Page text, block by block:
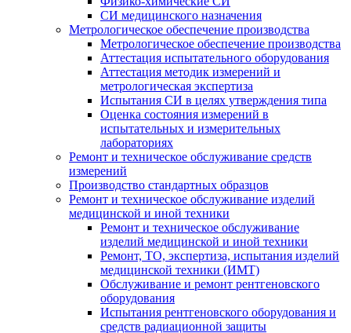
СИ медицинского назначения
Метрологическое обеспечение производства
Метрологическое обеспечение производства
Аттестация испытательного оборудования
Аттестация методик измерений и
метрологическая экспертиза
Испытания СИ в целях утверждения типа
Оценка состояния измерений в
испытательных и измерительных
лабораториях
Ремонт и техническое обслуживание средств
измерений
Производство стандартных образцов
Ремонт и техническое обслуживание изделий
медицинской и иной техники
Ремонт и техническое обслуживание
изделий медицинской и иной техники
Ремонт, ТО, экспертиза, испытания изделий
медицинской техники (ИМТ)
Обслуживание и ремонт рентгеновского
оборудования
Испытания рентгеновского оборудования и
средств радиационной защиты